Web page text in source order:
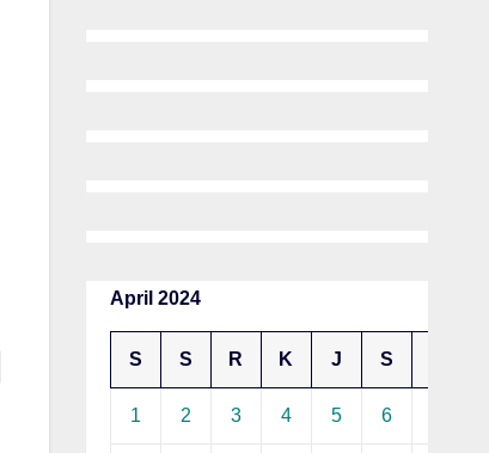
April 2024
S S R K J S
1 2 3 4 5 6